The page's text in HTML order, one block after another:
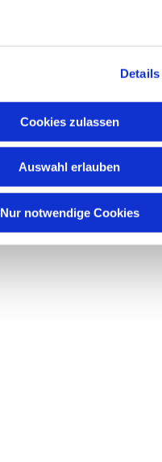
Cookies zulassen
Auswahl erlauben
Nur notwendige Cookies